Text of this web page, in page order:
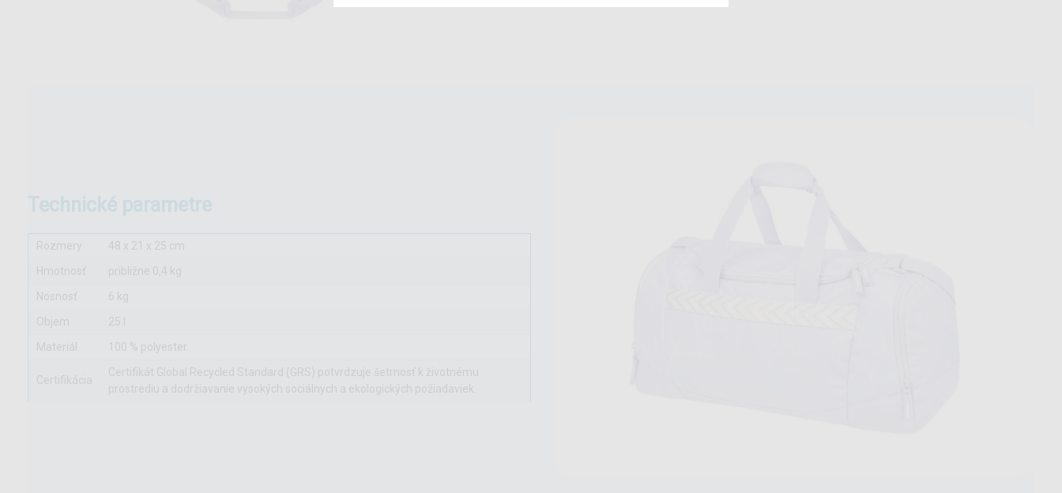
technické parametre
Rozmery
48 x 21 x 25 cm
Hmotnosť
približne 0,4 kg
Nosnosť
6 kg
Objem
25 l
Materiál
100 % polyester
Certifikácia
Certifikát Global Recycled Standard (GRS) potvrdzuje šetrnosť k životnému
prostrediu a dodržiavanie vysokých sociálnych a ekologických požiadaviek.